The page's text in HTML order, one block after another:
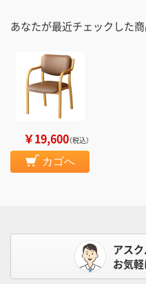
あなたが最近チェックした
￥19,600（税込）
カゴへ
アス
お気軽